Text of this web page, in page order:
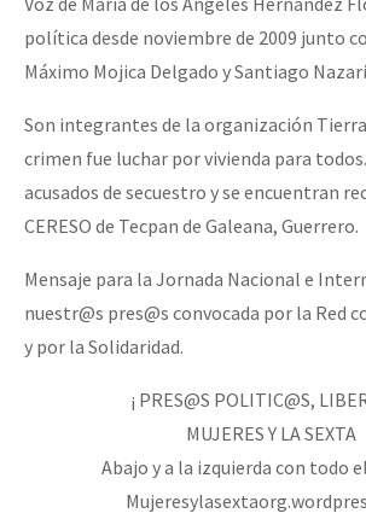
política desde noviembre de 2009 junto
Máximo Mojica Delgado y Santiago
Son integrantes de la organización
crimen fue luchar por vivienda para
acusados de secuestro y se encuentran
CERESO de Tecpan de Galeana, Guerrero.
Mensaje para la Jornada Nacional e
nuestr@s pres@s convocada por la Red
y por la Solidaridad.
¡ PRES@S POLITIC@S,
MUJERES Y LA SEXTA
Abajo y a la izquierda con todo